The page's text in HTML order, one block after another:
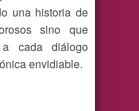
una historia de
sino que
cada diálogo
envidiable.